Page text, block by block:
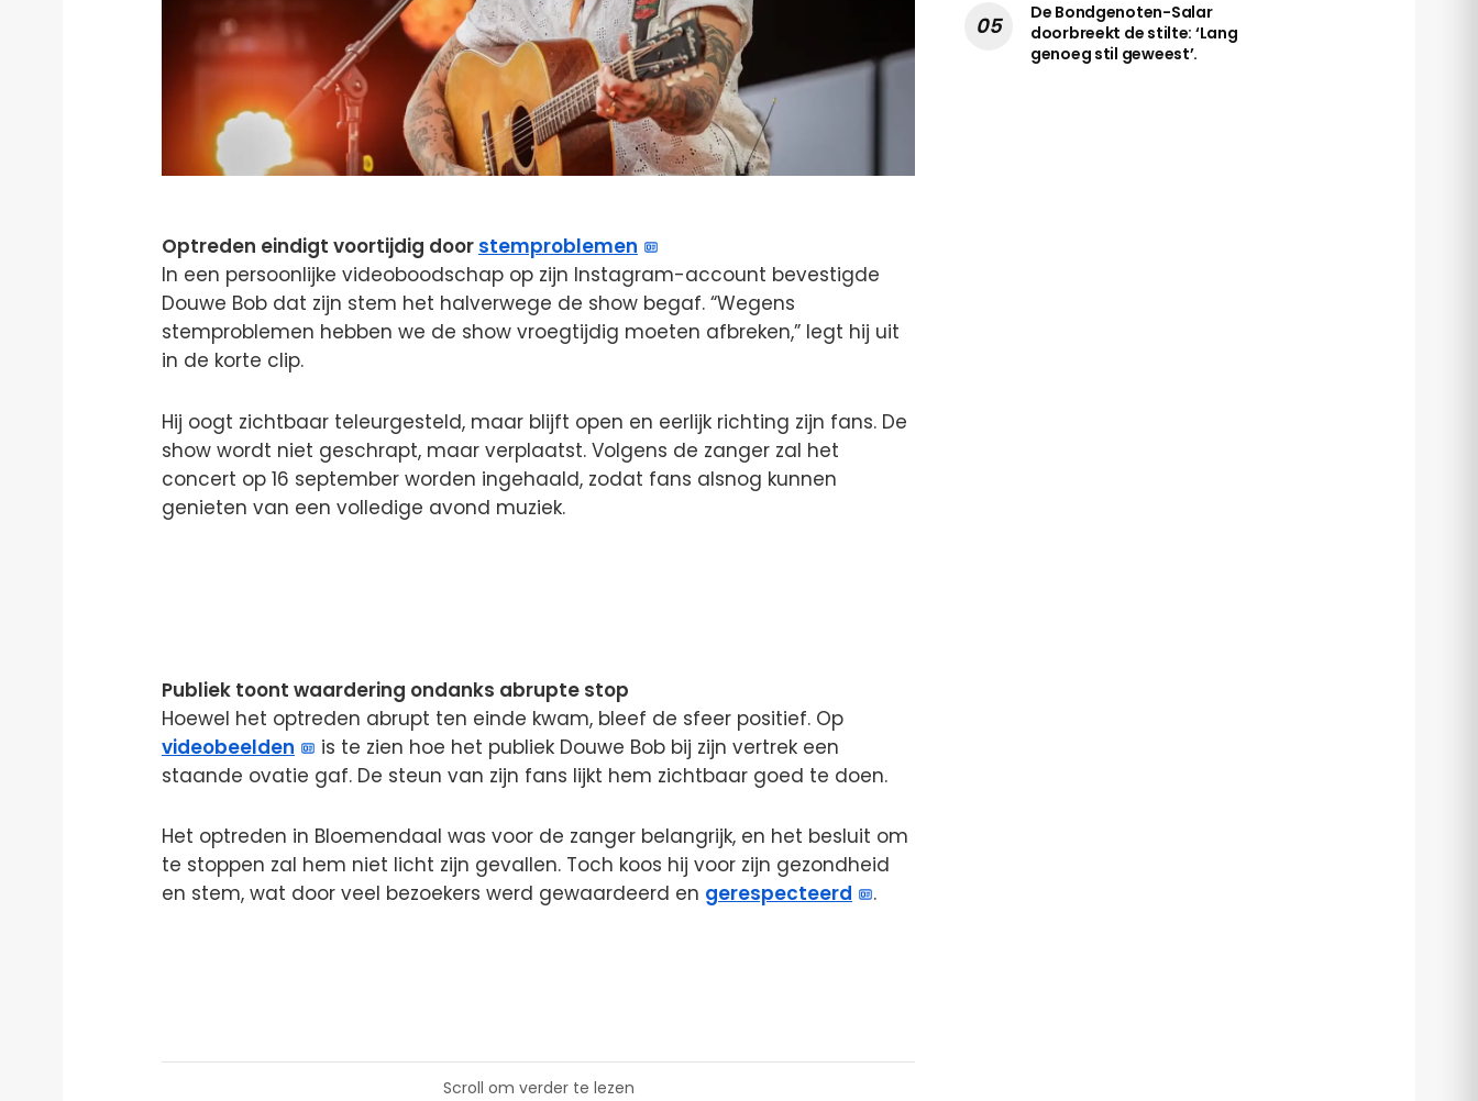
Optreden eindigt voortijdig door stemproblemen
In een persoonlijke videoboodschap op zijn Instagram-account bevestigde
Douwe Bob dat zijn stem het halverwege de show begaf. “Wegens
stemproblemen hebben we de show vroegtijdig moeten afbreken,” legt hij uit
in de korte clip.
Hij oogt zichtbaar teleurgesteld, maar blijft open en eerlijk richting zijn fans. De
show wordt niet geschrapt, maar verplaatst. Volgens de zanger zal het
concert op 16 september worden ingehaald, zodat fans alsnog kunnen
genieten van een volledige avond muziek.
Publiek toont waardering ondanks abrupte stop
Hoewel het optreden abrupt ten einde kwam, bleef de sfeer positief. Op
videobeelden
is te zien hoe het publiek Douwe Bob bij zijn vertrek een
staande ovatie gaf. De steun van zijn fans lijkt hem zichtbaar goed te doen.
Het optreden in Bloemendaal was voor de zanger belangrijk, en het besluit om
te stoppen zal hem niet licht zijn gevallen. Toch koos hij voor zijn gezondheid
en stem, wat door veel bezoekers werd gewaardeerd en gerespecteerd .
Scroll om verder te lezen
De Bondgenoten-Salar
doorbreekt de stilte: ‘Lang
genoeg stil geweest’.